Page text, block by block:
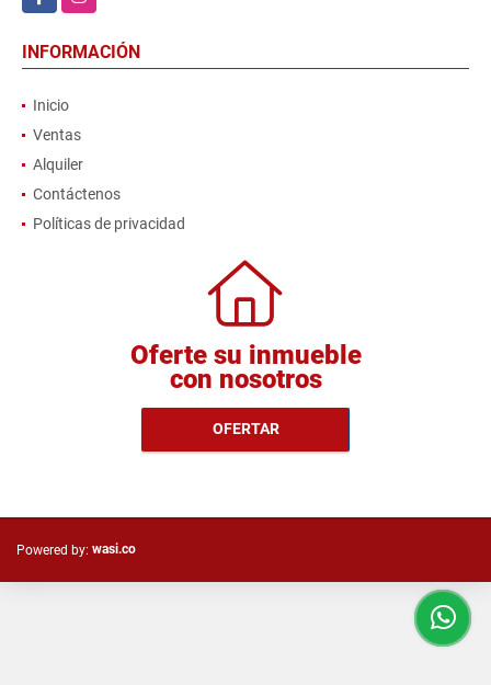
INFORMACIÓN
Inicio
Ventas
Alquiler
Contáctenos
Políticas de privacidad
Oferte su inmueble
con nosotros
OFERTAR
Powered by: wasi.co